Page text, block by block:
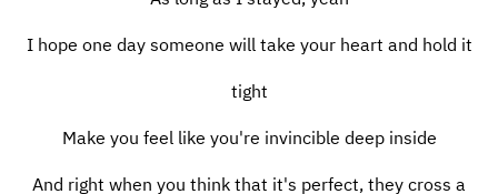
I hope one day someone will take your heart and hold it
tight
Make you feel like you're invincible deep inside
And right when you think that it's perfect, they cross a